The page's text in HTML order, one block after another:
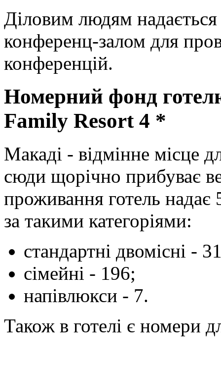
Діловим людям надається
конференц-залом для
конференцій.
Номерний фонд
Family Resort 4 *
Макаді - відмінне місце
сюди щорічно прибуває
проживання готель надає
за такими категоріями:
стандартні двомісні -
сімейні - 196;
напівлюкси - 7.
Також в готелі є номери